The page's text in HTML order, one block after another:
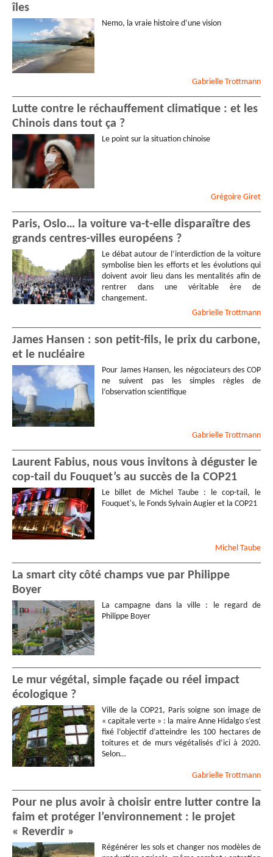
îles
Nemo, la vraie histoire d’une vision
Gabrielle Trottmann
Lutte contre le réchauffement climatique : et les
Chinois dans tout ça ?
Le point sur la situation chinoise
Grégoire Giret
Paris, Oslo… la voiture va-t-elle disparaître des
grands centres-villes européens ?
Le débat autour de l’interdiction de la voiture
symbolise bien les efforts et les évolutions qui
doivent avoir lieu dans les mentalités afin de
rentrer dans une véritable ère de
changement.
Gabrielle Trottmann
James Hansen : son petit-fils, le prix du carbone,
et le nucléaire
Pour James Hansen, les négociateurs des COP
ne suivent pas les simples règles de
l’observation scientifique
Gabrielle Trottmann
Laurent Fabius, nous vous invitons à déguster le
cop-tail du Fouquet’s au succès de la COP21
Le billet de Michel Taube : le cop-tail, le
Fouquet's, le Fonds Sylvain Augier et la COP21
Michel Taube
La smart city côté champs vue par Philippe
Boyer
La campagne dans la ville : le regard de
Philippe Boyer
Le mur végétal, simple façade ou réel impact
écologique ?
Ville de la COP21, Paris soigne son image de
« capitale verte » : la maire Anne Hidalgo s’est
fixé l’objectif d’atteindre les 100 hectares de
toitures et de murs végétalisés d’ici à 2020.
Selon…
Gabrielle Trottmann
Pour ne plus avoir à choisir entre lutter contre la
faim et protéger l’environnement : le projet
« Reverdir »
Régénérer les sols et changer nos modèles de